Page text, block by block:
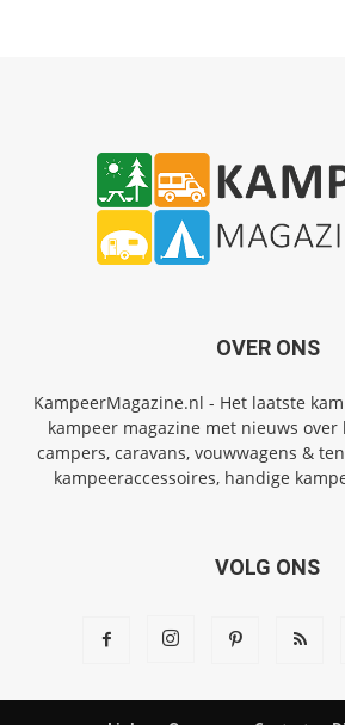
OVER ONS
KampeerMagazine.nl - Het laatste
kampeer magazine met nieuws over
campers, caravans, vouwwagens &
kampeeraccessoires, handige
VOLG ONS